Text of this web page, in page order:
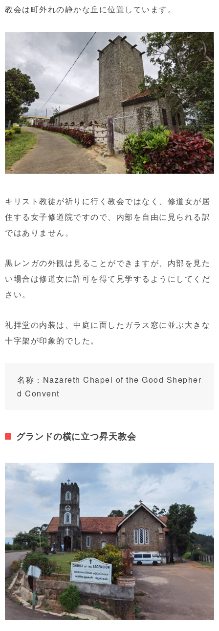
教会は町外れの静かな丘に位置しています。
キリスト教徒が祈りに行く教会ではなく、修道女が居
住する女子修道院ですので、内部を自由に見られる訳
ではありません。
黒レンガの外観は見ることができますが、内部を見た
い場合は修道女に許可を得て見学するようにしてくだ
さい。
礼拝堂の内装は、中庭に面したガラス窓に並ぶ大きな
十字架が印象的でした。
名称：Nazareth Chapel of the Good Shepher
d Convent
グランドの横に立つ昇天教会